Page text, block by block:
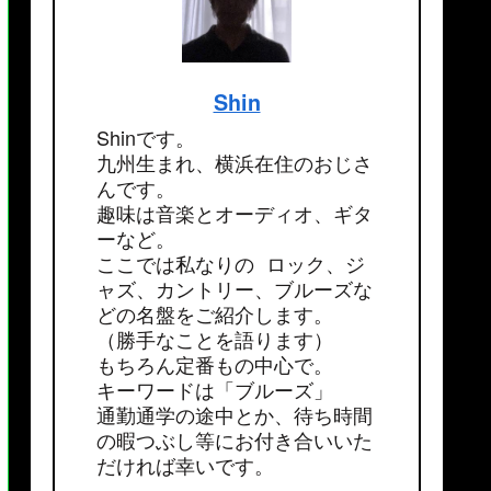
Shin
Shinです。
九州生まれ、横浜在住のおじさ
んです。
趣味は音楽とオーディオ、ギタ
ーなど。
ここでは私なりの ロック、ジ
ャズ、カントリー、ブルーズな
どの名盤をご紹介します。
（勝手なことを語ります）
もちろん定番もの中心で。
キーワードは「ブルーズ」
通勤通学の途中とか、待ち時間
の暇つぶし等にお付き合いいた
だければ幸いです。